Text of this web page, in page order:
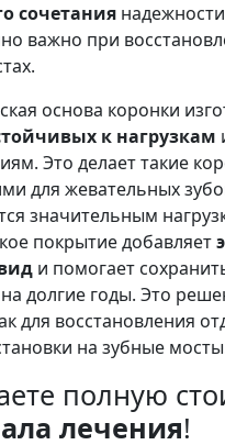
сочетания
важно при
основа коронки
к нагрузкам
Это делает такие
для жевательных
значительным
покрытие добавляет
и помогает
долгие годы. Это
для восстановления
на зубные
полную
лечения!